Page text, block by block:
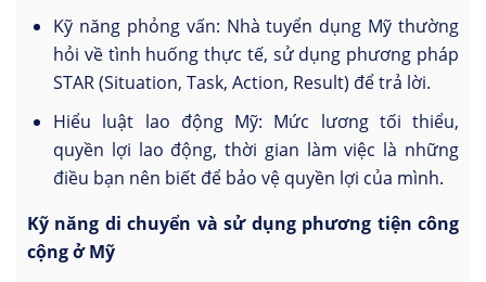
Kỹ năng phỏng vấn: Nhà tuyển dụng Mỹ thường
hỏi về tình huống thực tế, sử dụng phương pháp
STAR (Situation, Task, Action, Result) để trả lời.
Hiểu luật lao động Mỹ: Mức lương tối thiểu,
quyền lợi lao động, thời gian làm việc là những
điều bạn nên biết để bảo vệ quyền lợi của mình.
Kỹ năng di chuyển và sử dụng phương tiện công
cộng ở Mỹ